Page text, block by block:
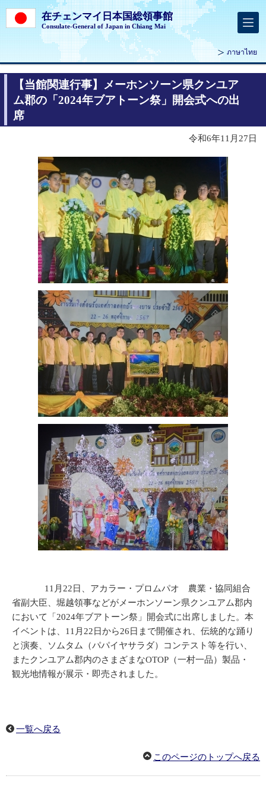
在チェンマイ日本国総領事館
Consulate-General of Japan in Chiang Mai
ภาษาไทย
【当館関連行事】メーホンソーン県クンユア
ム郡の「2024年ブアトーン祭」開会式への出
席
令和6年11月27日
11月22日、アカラー・プロムパオ 農業・協同組合
省副大臣、堀越領事などがメーホンソーン県クンユアム郡内
において「2024年ブアトーン祭」開会式に出席しました。本
イベントは、11月22日から26日まで開催され、伝統的な踊り
と演奏、ソムタム（パパイヤサラダ）コンテスト等を行い、
またクンユアム郡内のさまざまなOTOP（一村一品）製品・
観光地情報が展示・即売されました。
一覧へ戻る
このページのトップへ戻る